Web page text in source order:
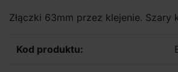
Złączki 63mm przez klejenie. Szary
Kod produktu: